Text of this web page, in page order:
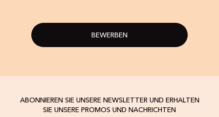
BEWERBEN
ABONNIEREN SIE UNSERE NEWSLETTER UND ERHALTEN
SIE UNSERE PROMOS UND NACHRICHTEN